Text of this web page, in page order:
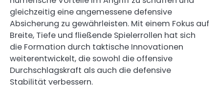
gleichzeitig eine angemessene defensive
Absicherung zu gewährleisten. Mit einem Fokus auf
Breite, Tiefe und fließende Spielerrollen hat sich
die Formation durch taktische Innovationen
weiterentwickelt, die sowohl die offensive
Durchschlagskraft als auch die defensive
Stabilität verbessern.